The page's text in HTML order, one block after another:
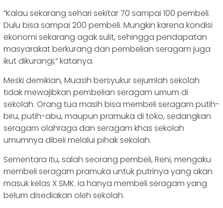
‎”Kalau sekarang sehari sekitar 70 sampai 100 pembeli.
Dulu bisa sampai 200 pembeli. Mungkin karena kondisi
ekonomi sekarang agak sulit, sehingga pendapatan
masyarakat berkurang dan pembelian seragam juga
ikut dikurangi,” katanya.
‎Meski demikian, Muasih bersyukur sejumlah sekolah
tidak mewajibkan pembelian seragam umum di
sekolah. Orang tua masih bisa membeli seragam putih-
biru, putih-abu, maupun pramuka di toko, sedangkan
seragam olahraga dan seragam khas sekolah
umumnya dibeli melalui pihak sekolah.
‎Sementara itu, salah seorang pembeli, Reni, mengaku
membeli seragam pramuka untuk putrinya yang akan
masuk kelas X SMK. Ia hanya membeli seragam yang
belum disediakan oleh sekolah.